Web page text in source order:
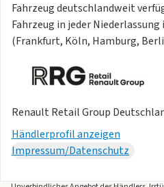
Fahrzeug deutschlandweit
Fahrzeug in jeder
(Frankfurt, Köln, Hamburg,
Renault Retail Group
Händlerprofil anzeigen
Impressum/Datenschutz